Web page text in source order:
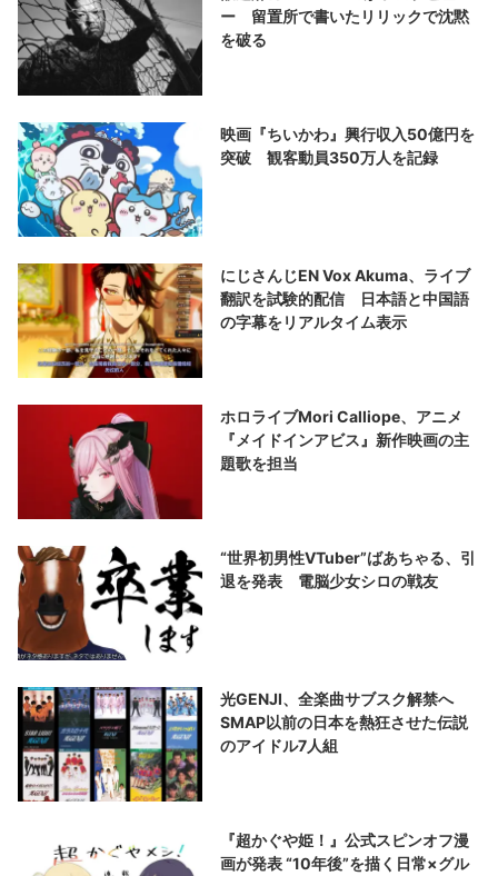
ー 留置所で書いたリリックで沈黙
を破る
映画『ちいかわ』興行収入50億円を
突破 観客動員350万人を記録
にじさんじEN Vox Akuma、ライブ
翻訳を試験的配信 日本語と中国語
の字幕をリアルタイム表示
ホロライブMori Calliope、アニメ
『メイドインアビス』新作映画の主
題歌を担当
“世界初男性VTuber”ばあちゃる、引
退を発表 電脳少女シロの戦友
光GENJI、全楽曲サブスク解禁へ
SMAP以前の日本を熱狂させた伝説
のアイドル7人組
『超かぐや姫！』公式スピンオフ漫
画が発表 “10年後”を描く日常×グル